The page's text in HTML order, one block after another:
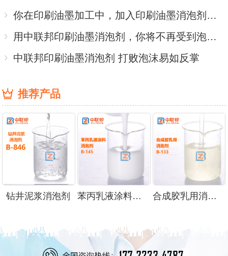
你在印刷油墨加工中，加入印刷油墨消泡剂了吗
用中联邦印刷油墨消泡剂，你将不再受到泡沫的威胁
中联邦印刷油墨消泡剂 打败泡沫易如反掌
推荐产品
钻井泥浆消泡剂 苯丙乳液涂料消泡剂 合成胶乳用消泡剂